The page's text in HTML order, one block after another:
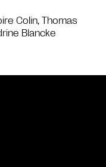
Colin, Thomas
Blancke